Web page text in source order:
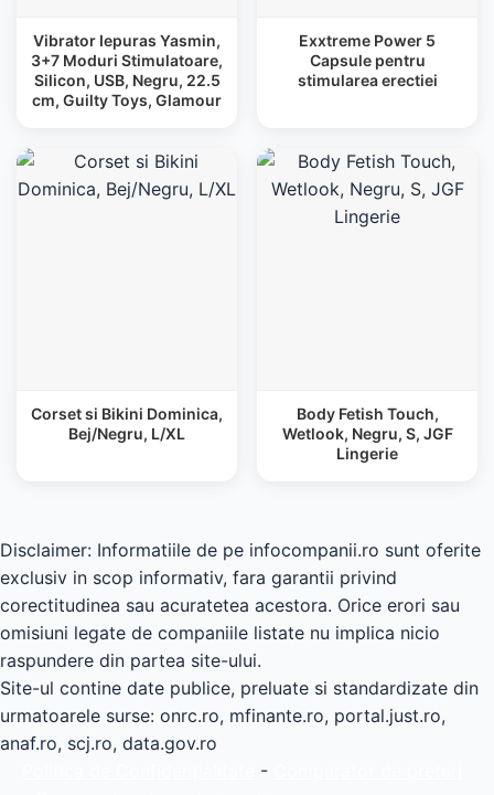
Vibrator Iepuras Yasmin,
3+7 Moduri Stimulatoare,
Silicon, USB, Negru, 22.5
cm, Guilty Toys, Glamour
Exxtreme Power 5
Capsule pentru
stimularea erectiei
Corset si Bikini Dominica,
Bej/Negru, L/XL
Body Fetish Touch,
Wetlook, Negru, S, JGF
Lingerie
Disclaimer: Informatiile de pe infocompanii.ro sunt oferite
exclusiv in scop informativ, fara garantii privind
corectitudinea sau acuratetea acestora. Orice erori sau
omisiuni legate de companiile listate nu implica nicio
raspundere din partea site-ului.
Site-ul contine date publice, preluate si standardizate din
urmatoarele surse: onrc.ro, mfinante.ro, portal.just.ro,
anaf.ro, scj.ro, data.gov.ro
-